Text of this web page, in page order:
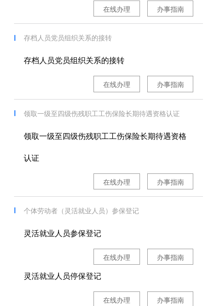
办事指南
在线办理
存档人员党员组织关系的接转
存档人员党员组织关系的接转
办事指南
在线办理
领取一级至四级伤残职工工伤保险长期待遇资格认证
领取一级至四级伤残职工工伤保险长期待遇资格
认证
办事指南
在线办理
个体劳动者（灵活就业人员）参保登记
灵活就业人员参保登记
办事指南
在线办理
灵活就业人员停保登记
办事指南
在线办理